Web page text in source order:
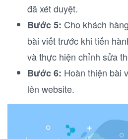
đã xét duyệt.
Bước 5: Cho khách
bài viết trước khi tiến
và thực hiện chỉnh sửa
Bước 6: Hoàn thiện bài
lên website.